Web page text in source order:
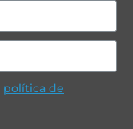
política de